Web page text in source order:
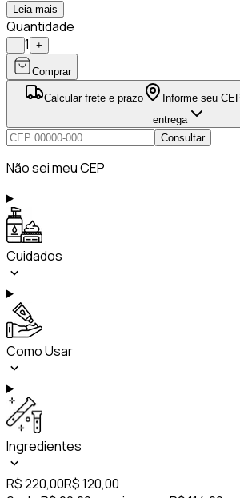
Leia mais
Quantidade
– 1 +
Comprar
Calcular frete e prazo
Informe seu
entrega
Consultar
Não sei meu CEP
Cuidados
Como Usar
Ingredientes
R$ 220,00R$ 120,00